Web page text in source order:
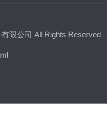
限公司 All Rights Reserved